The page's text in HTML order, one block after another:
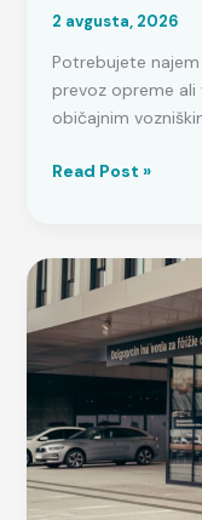
2 avgusta, 2026
Potrebujete
prevoz opreme ali
običajnim
Najem
kategorija:
Popoln
vodič
za
2026
Read Post »